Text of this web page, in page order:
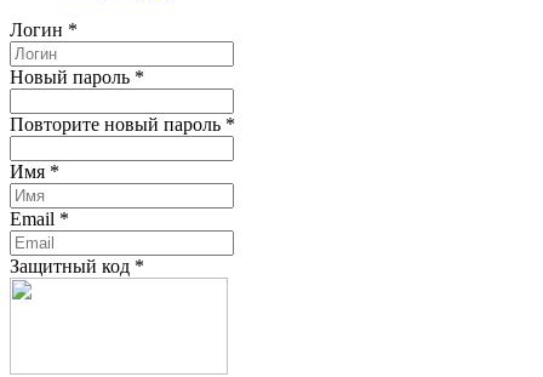
Логин *
Новый пароль *
Повторите новый пароль *
Имя *
Email *
Защитный код *